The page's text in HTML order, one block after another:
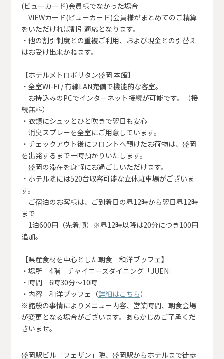
(ビューカード)会員様でなかった場合
VIEWカード(ビューカード)会員様がまとめてのご精算
をいただければ割引適応となります。
・他の割引制度との重複ご利用、および現金との引替え
はお受け出来かねます。
【ホテルメトロポリタン盛岡 本館】
・全室Wi-Fi / 有線LAN完備で機能的な客室。
お持込みのPCでインターネット接続が可能です。（接
続無料）
・衣類にシュッとひと吹きで翌日も安心
消臭スプレーを全室にご用意しています。
・チェックアウト後にフロントへ預けたお荷物は、盛岡
を出発するまで一時預かりいたします。
盛岡の滞在を身軽にお過ごしいただけます。
・ホテル隣には520台収容可能な立体駐車場がございま
す。
ご宿泊のお客様は、ご到着日の昼12時から翌日昼12時
まで
1泊600円（先着順）※昼12時以降は20分につき100円
追加。
【県産食材を中心とした朝食 和洋ブッフェ】
・場所 4階 チャイニーズダイニング「JUEN」
・時間 6時30分～10時
・内容 和洋ブッフェ（詳細はこちら）
※諸般の事情によりメニュー内容、営業時間、朝食会場
が変更となる場合がございます。あらかじめご了承くだ
さいませ。
盛岡駅ビル「フェザン」隣、盛岡駅からホテルまで徒歩